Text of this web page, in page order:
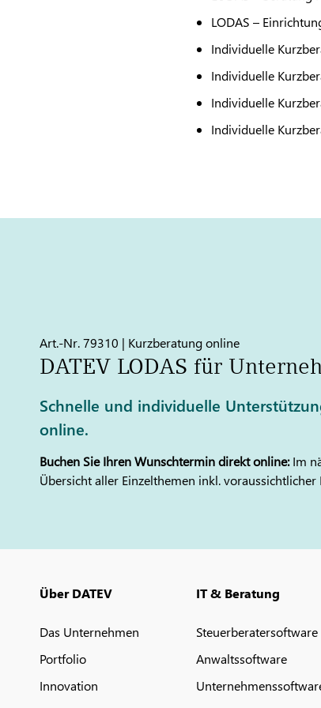
LODAS –
Individuelle
Individuelle
Individuelle
Individuelle
Art.-Nr. 79310 | Kurzberatung online
DATEV LODAS für
Schnelle und individuelle
online.
Buchen Sie Ihren Wunschtermin direkt online:Im
Übersicht aller Einzelthemen inkl.
Über DATEV
Das Unternehmen
Portfolio
Innovation
IT & Beratung
Steuerberatersoftware
Anwaltssoftware